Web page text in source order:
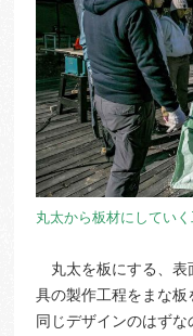
丸太から板材にしてい
丸太を板にする、表
具の製作工程をまな板
同じデザインのはず